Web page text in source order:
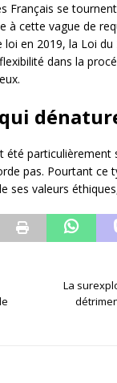
Français se
à cette vague de
en 2019, la Loi
dans la
particulièrement
pas. Pourtant ce
valeurs
La